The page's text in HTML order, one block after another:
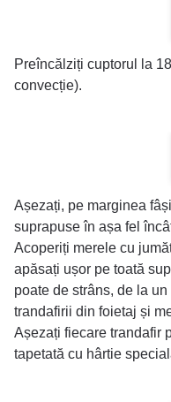
Preîncălziți cuptorul la
convecție).
Așezați, pe marginea
suprapuse în așa fel
Acoperiți merele cu
apăsați ușor pe toată
poate de strâns, de la
trandafirii din foietaj și
Așezați fiecare trandafir
tapetată cu hârtie